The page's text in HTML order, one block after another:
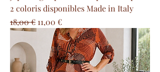
2 coloris disponibles Made in Italy
Prix original
18,00 € Prix promotionnel
11,00 €